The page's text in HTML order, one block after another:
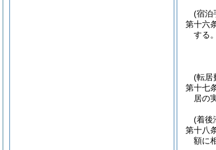
(宿泊
第十六
する。
(転居
第十七
居の
(着後
第十八
額に